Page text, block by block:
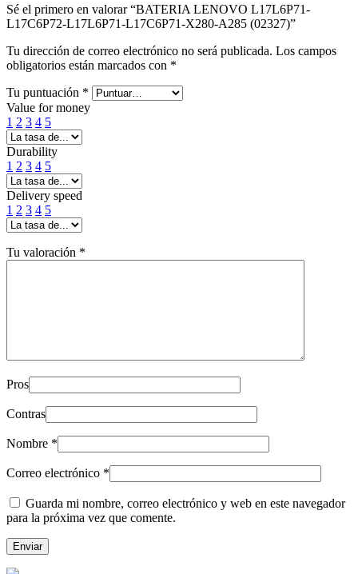
Sé el primero en valorar “BATERIA LENOVO L17L6P71-
L17C6P72-L17L6P71-L17C6P71-X280-A285 (02327)”
Tu dirección de correo electrónico no será publicada. Los campos
obligatorios están marcados con *
Tu puntuación *
Value for money
1 2 3 4 5
Durability
1 2 3 4 5
Delivery speed
1 2 3 4 5
Tu valoración *
Pros
Contras
Nombre *
Correo electrónico *
Guarda mi nombre, correo electrónico y web en este navegador
para la próxima vez que comente.